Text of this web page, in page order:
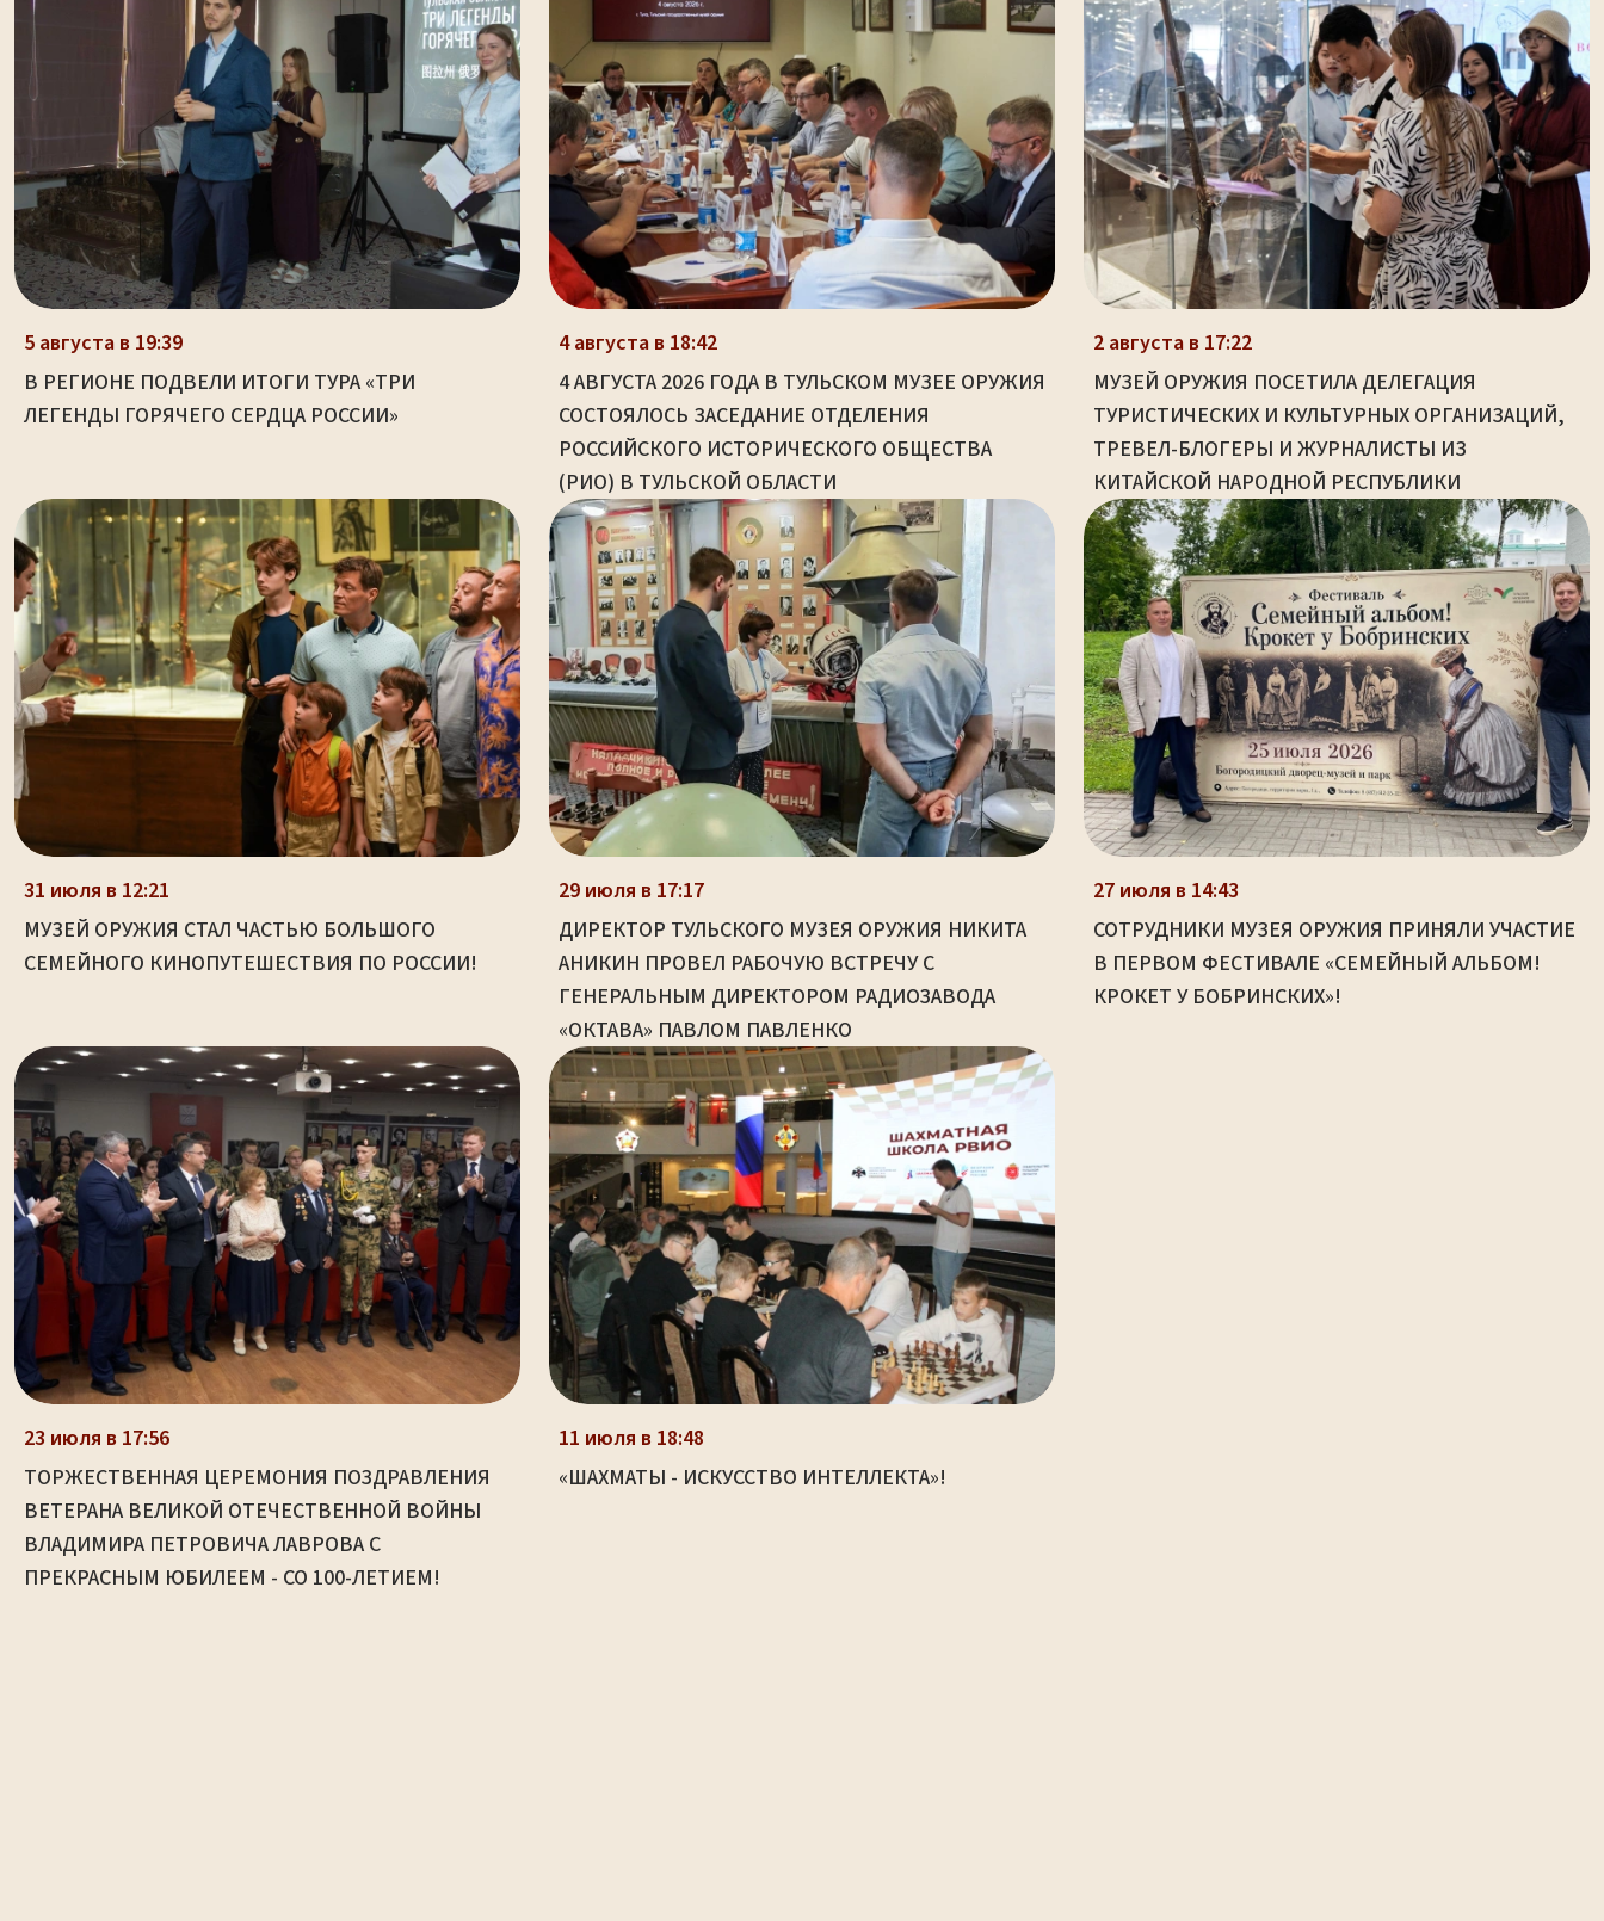
5 августа в 19:39
В РЕГИОНЕ ПОДВЕЛИ ИТОГИ ТУРА «ТРИ
ЛЕГЕНДЫ ГОРЯЧЕГО СЕРДЦА РОССИИ»
4 августа в 18:42
4 АВГУСТА 2026 ГОДА В ТУЛЬСКОМ МУЗЕЕ ОРУЖИЯ
СОСТОЯЛОСЬ ЗАСЕДАНИЕ ОТДЕЛЕНИЯ
РОССИЙСКОГО ИСТОРИЧЕСКОГО ОБЩЕСТВА
(РИО) В ТУЛЬСКОЙ ОБЛАСТИ
2 августа в 17:22
МУЗЕЙ ОРУЖИЯ ПОСЕТИЛА ДЕЛЕГАЦИЯ
ТУРИСТИЧЕСКИХ И КУЛЬТУРНЫХ ОРГАНИЗАЦИЙ,
ТРЕВЕЛ-БЛОГЕРЫ И ЖУРНАЛИСТЫ ИЗ
КИТАЙСКОЙ НАРОДНОЙ РЕСПУБЛИКИ
31 июля в 12:21
МУЗЕЙ ОРУЖИЯ СТАЛ ЧАСТЬЮ БОЛЬШОГО
СЕМЕЙНОГО КИНОПУТЕШЕСТВИЯ ПО РОССИИ!
29 июля в 17:17
ДИРЕКТОР ТУЛЬСКОГО МУЗЕЯ ОРУЖИЯ НИКИТА
АНИКИН ПРОВЕЛ РАБОЧУЮ ВСТРЕЧУ С
ГЕНЕРАЛЬНЫМ ДИРЕКТОРОМ РАДИОЗАВОДА
«ОКТАВА» ПАВЛОМ ПАВЛЕНКО
27 июля в 14:43
СОТРУДНИКИ МУЗЕЯ ОРУЖИЯ ПРИНЯЛИ УЧАСТИЕ
В ПЕРВОМ ФЕСТИВАЛЕ «СЕМЕЙНЫЙ АЛЬБОМ!
КРОКЕТ У БОБРИНСКИХ»!
23 июля в 17:56
ТОРЖЕСТВЕННАЯ ЦЕРЕМОНИЯ ПОЗДРАВЛЕНИЯ
ВЕТЕРАНА ВЕЛИКОЙ ОТЕЧЕСТВЕННОЙ ВОЙНЫ
ВЛАДИМИРА ПЕТРОВИЧА ЛАВРОВА С
ПРЕКРАСНЫМ ЮБИЛЕЕМ - СО 100-ЛЕТИЕМ!
11 июля в 18:48
«ШАХМАТЫ - ИСКУССТВО ИНТЕЛЛЕКТА»!